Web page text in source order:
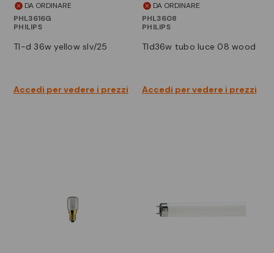
DA ORDINARE
PHL3616G
PHILIPS
tl-d 36w yellow slv/25
Accedi per vedere i prezzi
DA ORDINARE
PHL3608
PHILIPS
tld36w tubo luce 08 wood
Accedi per vedere i prezzi